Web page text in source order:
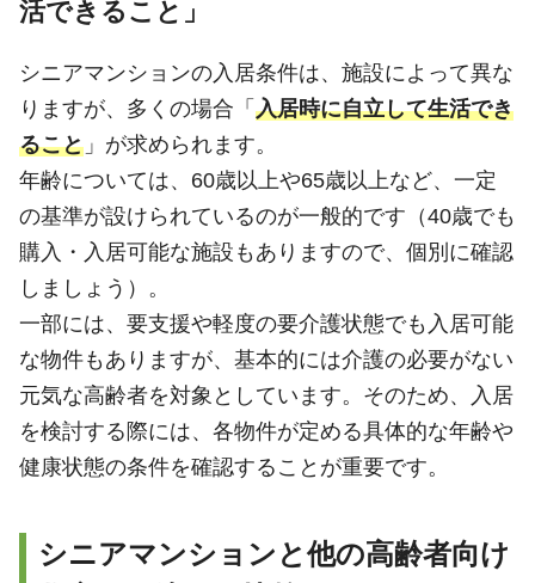
活できること」
シニアマンションの入居条件は、施設によって異な
りますが、多くの場合「 入居時に自立して生活でき
ること 」が求められます。
年齢については、60歳以上や65歳以上など、一定
の基準が設けられているのが一般的です（40歳でも
購入・入居可能な施設もありますので、個別に確認
しましょう）。
一部には、要支援や軽度の要介護状態でも入居可能
な物件もありますが、基本的には介護の必要がない
元気な高齢者を対象としています。そのため、入居
を検討する際には、各物件が定める具体的な年齢や
健康状態の条件を確認することが重要です。
シニアマンションと他の高齢者向け